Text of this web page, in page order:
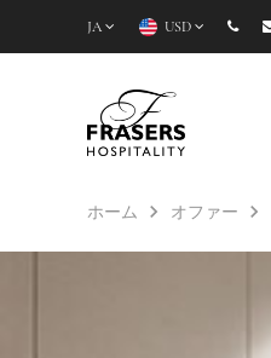
JA USD
ホーム オファー